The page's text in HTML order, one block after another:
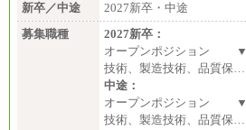
新卒／中途
2027新卒・中途
募集職種
2027新卒：
オープンポジション ▼
技術、製造技術、品質保…
中途：
オープンポジション ▼
技術、製造技術、品質保…